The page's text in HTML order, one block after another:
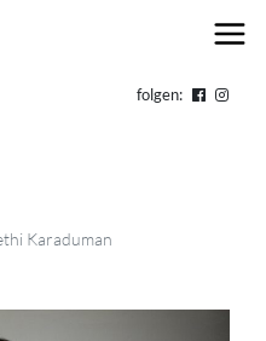
folgen:
Karaduman